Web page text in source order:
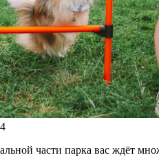
части парка вас ждёт